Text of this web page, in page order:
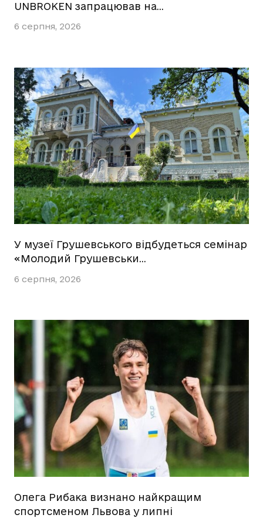
UNBROKEN запрацював на…
6 серпня, 2026
У музеї Грушевського відбудеться семінар
«Молодий Грушевськи…
6 серпня, 2026
Олега Рибака визнано найкращим
спортсменом Львова у липні